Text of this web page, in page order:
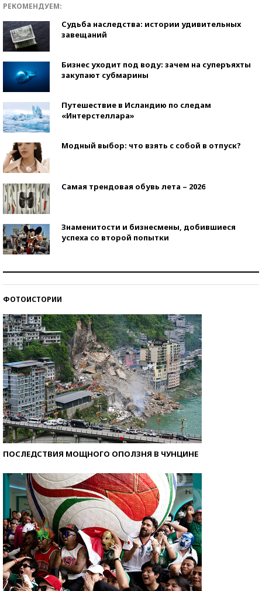
РЕКОМЕНДУЕМ:
Судьба наследства: истории удивительных
завещаний
Бизнес уходит под воду: зачем на суперъяхты
закупают субмарины
Путешествие в Исландию по следам
«Интерстеллара»
Модный выбор: что взять с собой в отпуск?
Самая трендовая обувь лета – 2026
Знаменитости и бизнесмены, добившиеся
успеха со второй попытки
ФОТОИСТОРИИ
ПОСЛЕДСТВИЯ МОЩНОГО ОПОЛЗНЯ В ЧУНЦИНЕ